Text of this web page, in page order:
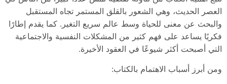
العصر الحديث، وهي الشعور بالقلق المستمر تجاه المستقبل
والبحث عن معنى للحياة وسط عالم سريع التغير. كما يقدم إطارًا
فكريًا يساعد على فهم كثير من المشكلات النفسية والاجتماعية
التي أصبحت أكثر شيوعًا في العقود الأخيرة.
ومن أبرز أسباب الاهتمام بالكتاب: